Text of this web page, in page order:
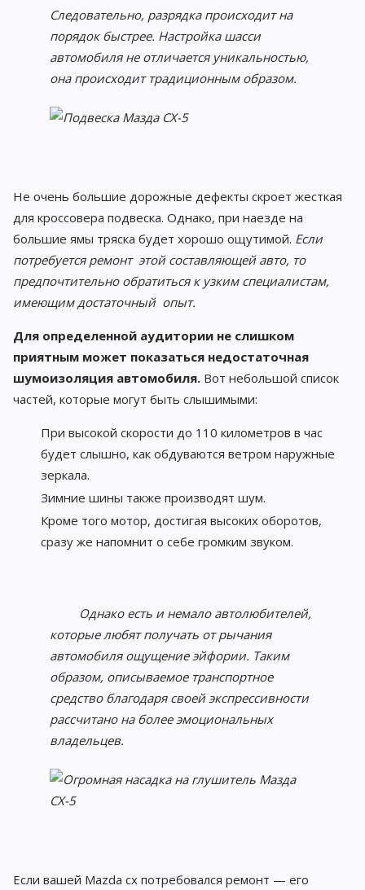
Следовательно, разрядка происходит на
порядок быстрее. Настройка шасси
автомобиля не отличается уникальностью,
она происходит традиционным образом.
Не очень большие дорожные дефекты скроет жесткая
для кроссовера подвеска. Однако, при наезде на
большие ямы тряска будет хорошо ощутимой. Если
потребуется ремонт этой составляющей авто, то
предпочтительно обратиться к узким специалистам,
имеющим достаточный опыт.
Для определенной аудитории не слишком
приятным может показаться недостаточная
шумоизоляция автомобиля.Вот небольшой список
частей, которые могут быть слышимыми:
При высокой скорости до 110 километров в час
будет слышно, как обдуваются ветром наружные
зеркала.
Зимние шины также производят шум.
Кроме того мотор, достигая высоких оборотов,
сразу же напомнит о себе громким звуком.
Однако есть и немало автолюбителей,
которые любят получать от рычания
автомобиля ощущение эйфории. Таким
образом, описываемое транспортное
средство благодаря своей экспрессивности
рассчитано на более эмоциональных
владельцев.
Если вашей Mazda cx потребовался ремонт — его